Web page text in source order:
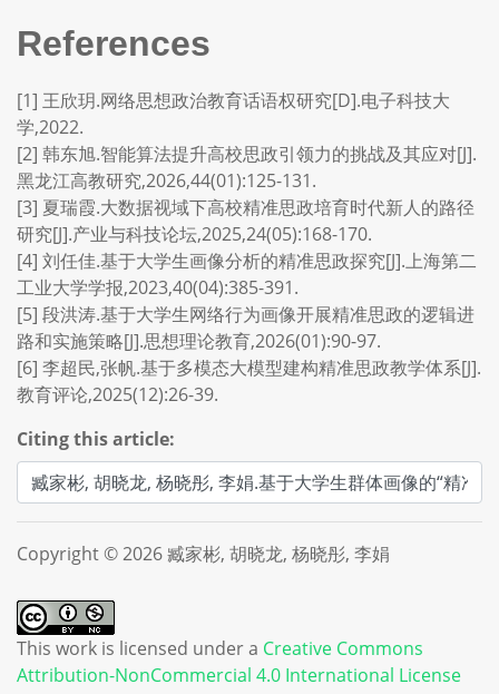
References
[1] 王欣玥.网络思想政治教育话语权研究[D].电子科技大
学,2022.
[2] 韩东旭.智能算法提升高校思政引领力的挑战及其应对[J].
黑龙江高教研究,2026,44(01):125-131.
[3] 夏瑞霞.大数据视域下高校精准思政培育时代新人的路径
研究[J].产业与科技论坛,2025,24(05):168-170.
[4] 刘任佳.基于大学生画像分析的精准思政探究[J].上海第二
工业大学学报,2023,40(04):385-391.
[5] 段洪涛.基于大学生网络行为画像开展精准思政的逻辑进
路和实施策略[J].思想理论教育,2026(01):90-97.
[6] 李超民,张帆.基于多模态大模型建构精准思政教学体系[J].
教育评论,2025(12):26-39.
Citing this article:
Copyright © 2026 臧家彬, 胡晓龙, 杨晓彤, 李娟
This work is licensed under a Creative Commons
Attribution-NonCommercial 4.0 International License